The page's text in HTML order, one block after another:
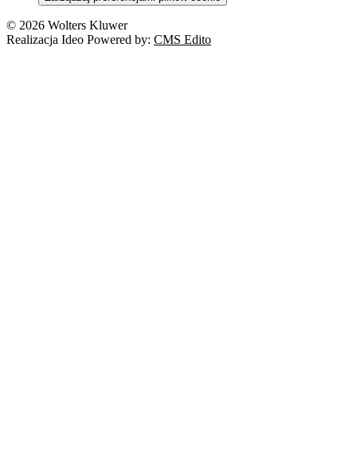
Prawo autorskie
© 2026 Wolters Kluwer
Realizacja Ideo Powered by: CMS Edito